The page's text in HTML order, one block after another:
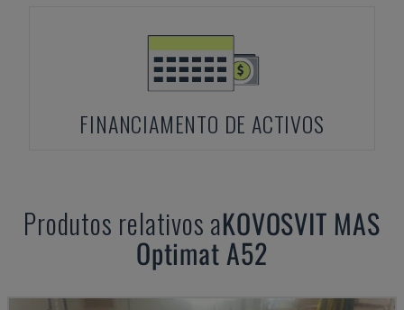
FINANCIAMENTO DE ACTIVOS
Produtos relativos aKOVOSVIT MAS
Optimat A52